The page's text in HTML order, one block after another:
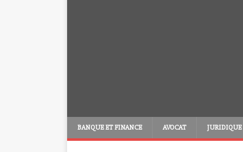
BANQUE ET FINANCE AVOCAT JURIDIQUE